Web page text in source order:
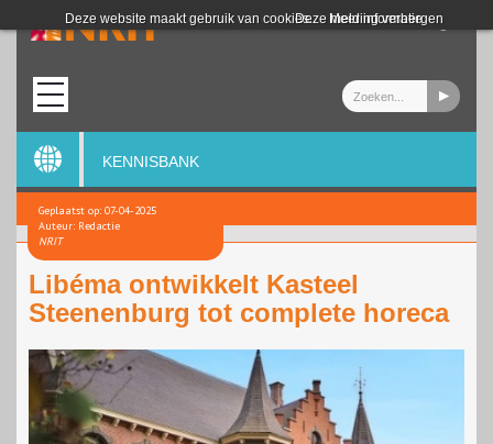
Deze website maakt gebruik van cookies. Meer informatie
Deze melding verbergen
Login
KENNISBANK
Geplaatst op: 07-04-2025
Auteur: Redactie
NRIT
Libéma ontwikkelt Kasteel
Steenenburg tot complete horeca